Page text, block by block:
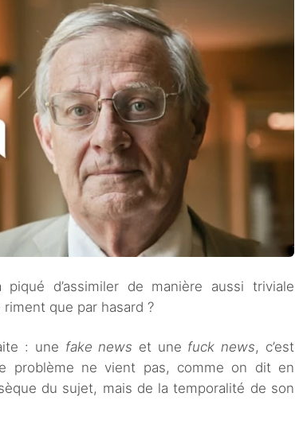
piqué d’assimiler de manière aussi triviale
que par hasard ?
: une fake news et une fuck news, c’est
problème ne vient pas, comme on dit en
du sujet, mais de la temporalité de son